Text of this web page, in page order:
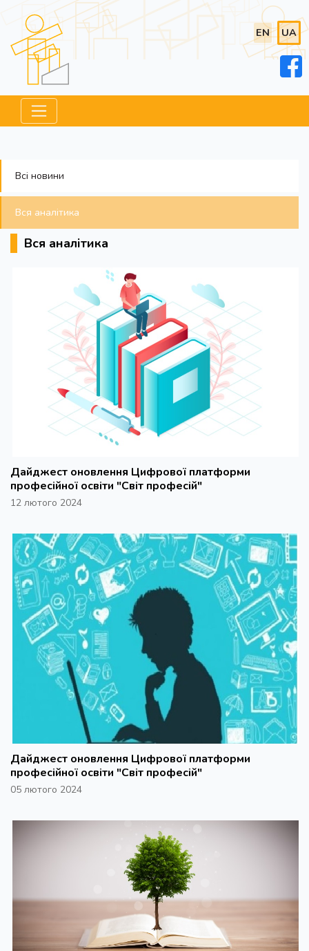
EN UA
Всі новини
Вся аналітика
Вся аналітика
Дайджест оновлення Цифрової платформи
професійної освіти "Світ професій"
12 лютого 2024
Дайджест оновлення Цифрової платформи
професійної освіти "Світ професій"
05 лютого 2024